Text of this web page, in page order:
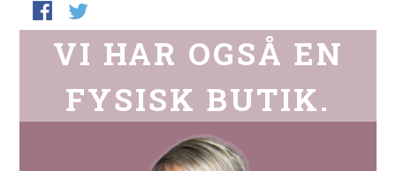
VI HAR OGSÅ EN
FYSISK BUTIK.